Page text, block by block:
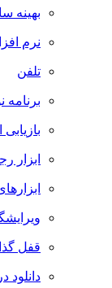
بهینه
نرم
تلفن
برنامه
ابزار
قفل
دانلود